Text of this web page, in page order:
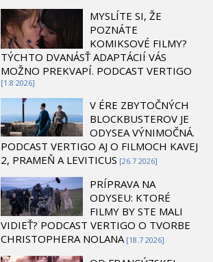
MYSLÍTE SI, ŽE
POZNÁTE
KOMIKSOVÉ FILMY?
TÝCHTO DVANÁSŤ ADAPTÁCIÍ VÁS
MOŽNO PREKVAPÍ. PODCAST VERTIGO
[1.8 2026]
V ÉRE ZBYTOČNÝCH
BLOCKBUSTEROV JE
ODYSEA VÝNIMOČNÁ.
PODCAST VERTIGO AJ O FILMOCH KAVEJ
2, PRAMEŇ A LEVITICUS [26.7 2026]
PRÍPRAVA NA
ODYSEU: KTORÉ
FILMY BY STE MALI
VIDIEŤ? PODCAST VERTIGO O TVORBE
CHRISTOPHERA NOLANA [18.7 2026]